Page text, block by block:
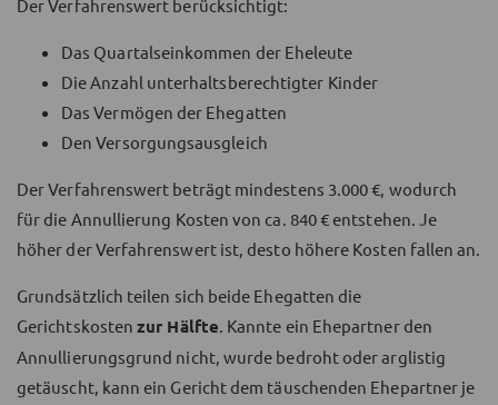
Der Verfahrenswert berücksichtigt:
Das Quartalseinkommen der Eheleute
Die Anzahl unterhaltsberechtigter Kinder
Das Vermögen der Ehegatten
Den Versorgungsausgleich
Der Verfahrenswert beträgt mindestens 3.000 €, wodurch
für die Annullierung Kosten von ca. 840 € entstehen. Je
höher der Verfahrenswert ist, desto höhere Kosten fallen an.
Grundsätzlich teilen sich beide Ehegatten die
Gerichtskostenzur Hälfte. Kannte ein Ehepartner den
Annullierungsgrund nicht, wurde bedroht oder arglistig
getäuscht, kann ein Gericht dem täuschenden Ehepartner je